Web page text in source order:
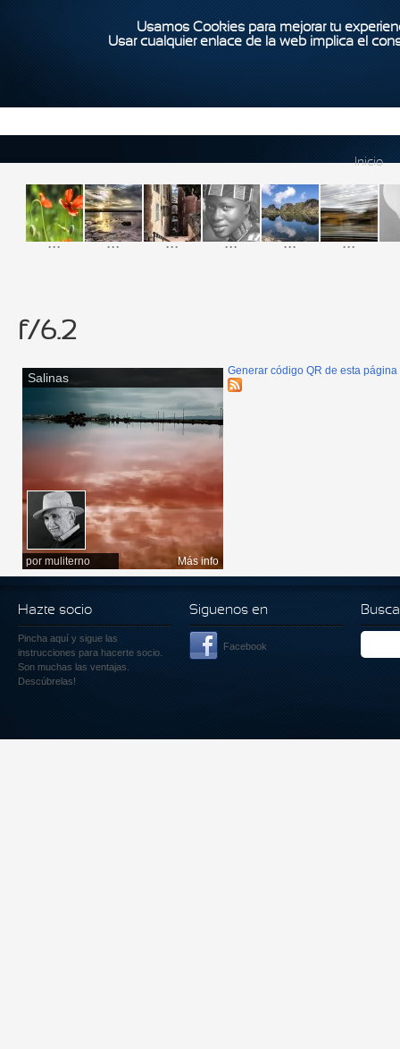
Usamos Cookies para mejorar tu
Usar cualquier enlace de la web implica el
Inicio
... ... ... ... ... ...
f/6.2
Salinas
por muliterno Más info
Generar código QR de esta página
Hazte socio
Pincha aquí y sigue las
instrucciones para hacerte socio.
Son muchas las ventajas.
Descúbrelas!
Siguenos en
Facebook